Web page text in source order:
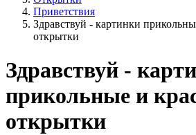
Приветствия
Здравствуй - картинки
открытки
Здравствуй -
прикольные и
открытки